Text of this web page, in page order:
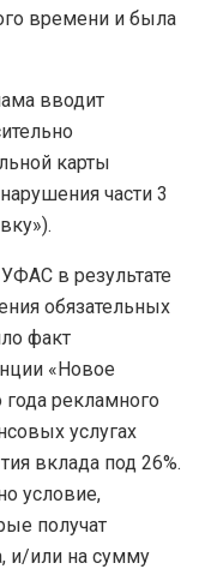
времени и была
вводит
карты
части 3
в результате
обязательных
факт
«Новое
рекламного
услугах
вклада под 26%.
условие,
получат
и/или на сумму